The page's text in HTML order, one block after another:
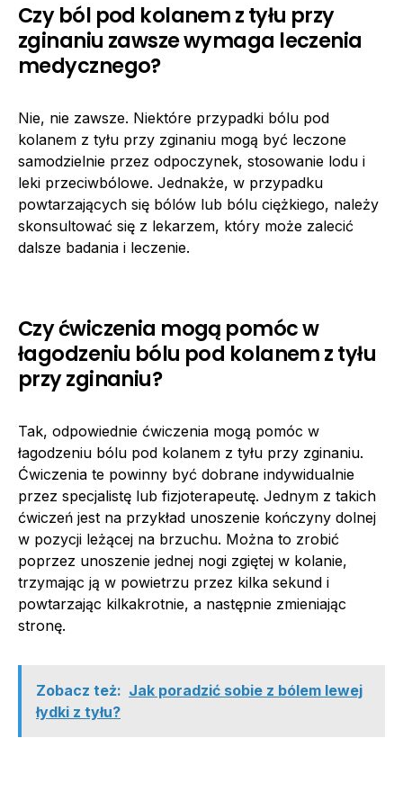
Czy ból pod kolanem z tyłu przy
zginaniu zawsze wymaga leczenia
medycznego?
Nie, nie zawsze. Niektóre przypadki bólu pod
kolanem z tyłu przy zginaniu mogą być leczone
samodzielnie przez odpoczynek, stosowanie lodu i
leki przeciwbólowe. Jednakże, w przypadku
powtarzających się bólów lub bólu ciężkiego, należy
skonsultować się z lekarzem, który może zalecić
dalsze badania i leczenie.
Czy ćwiczenia mogą pomóc w
łagodzeniu bólu pod kolanem z tyłu
przy zginaniu?
Tak, odpowiednie ćwiczenia mogą pomóc w
łagodzeniu bólu pod kolanem z tyłu przy zginaniu.
Ćwiczenia te powinny być dobrane indywidualnie
przez specjalistę lub fizjoterapeutę. Jednym z takich
ćwiczeń jest na przykład unoszenie kończyny dolnej
w pozycji leżącej na brzuchu. Można to zrobić
poprzez unoszenie jednej nogi zgiętej w kolanie,
trzymając ją w powietrzu przez kilka sekund i
powtarzając kilkakrotnie, a następnie zmieniając
stronę.
Zobacz też: Jak poradzić sobie z bólem lewej
łydki z tyłu?